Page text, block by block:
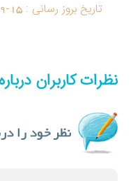
تاریخ بروز رسانی : 15
نظرات کاربران